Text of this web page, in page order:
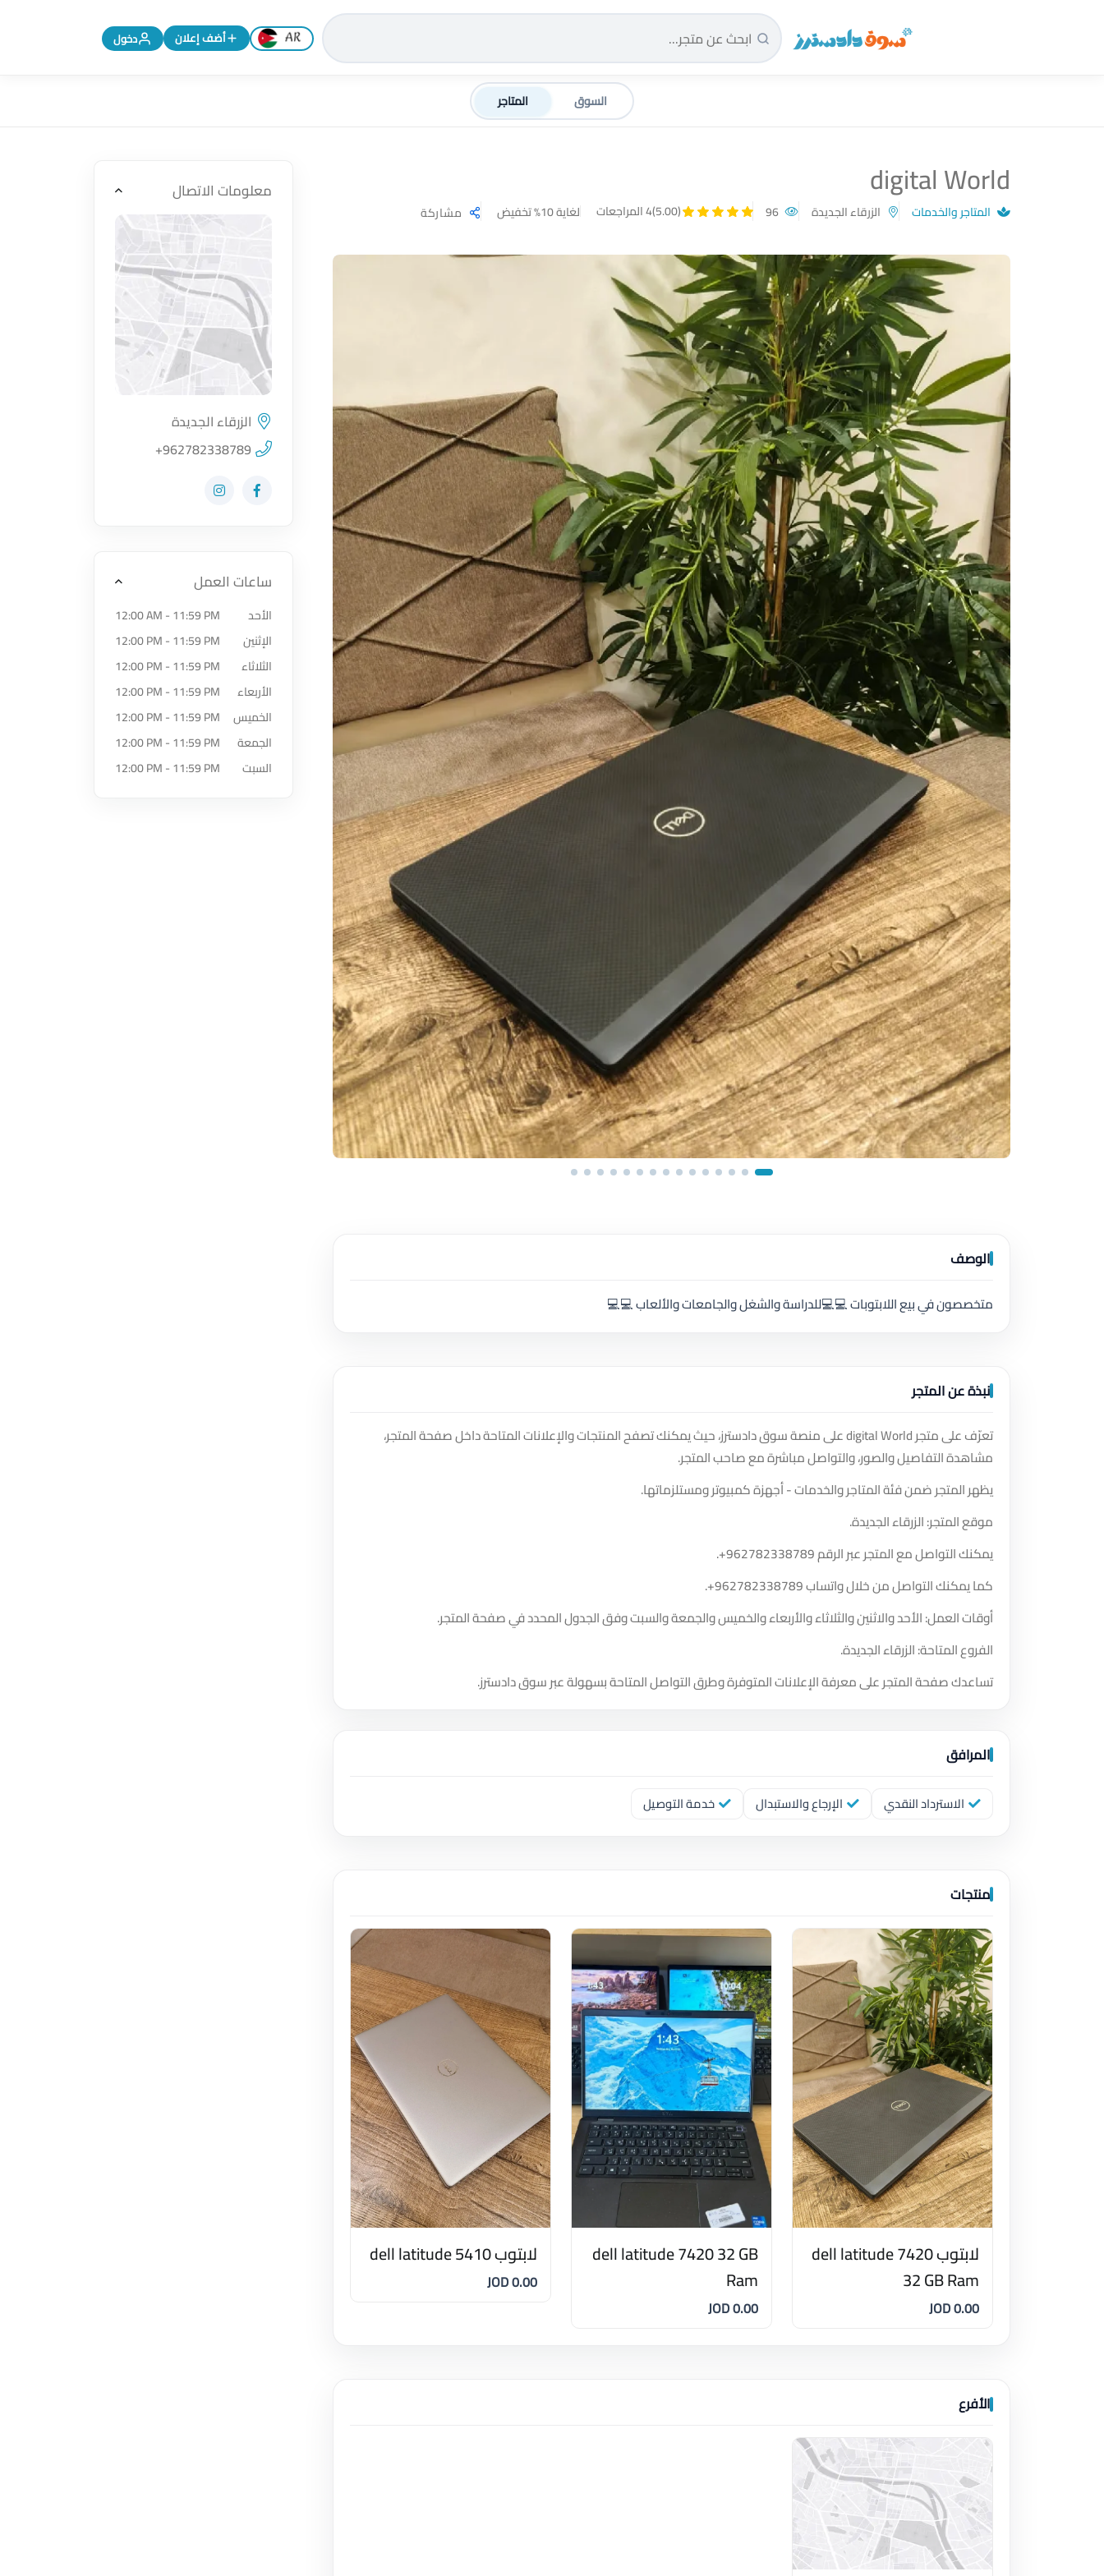
سوق دادسترز الرئيسية تغيير اللغة إلى الإنجليزية
أضف إعلان دخول
السوق المتاجر
digital World
المتاجر والخدمات الزرقاء الجديدة (5.00) 4 المراجعات لغاية 10% تخفيض مشاركة
الوصف
متخصصون في بيع اللابتوبات 💻💻للدراسة والشغل والجامعات والألعاب 💻💻
نبذة عن المتجر
تعرّف على متجر digital World على منصة سوق دادسترز، حيث يمكنك تصفح المنتجات والإعلانات المتاحة داخل صفحة المتجر،
مشاهدة التفاصيل والصور، والتواصل مباشرة مع صاحب المتجر.
يظهر المتجر ضمن فئة المتاجر والخدمات - أجهزة كمبيوتر ومستلزماتها.
موقع المتجر: الزرقاء الجديدة.
يمكنك التواصل مع المتجر عبر الرقم+962782338789
.
كما يمكنك التواصل من خلال واتساب+962782338789
.
أوقات العمل: الأحد والاثنين والثلاثاء والأربعاء والخميس والجمعة والسبت وفق الجدول المحدد في صفحة المتجر.
الفروع المتاحة: الزرقاء الجديدة.
تساعدك صفحة المتجر على معرفة الإعلانات المتوفرة وطرق التواصل المتاحة بسهولة عبر سوق دادسترز.
المرافق
الاسترداد النقدي الإرجاع والاستبدال خدمة التوصيل
منتجات
لابتوب dell latitude 7420
32 GB Ram
0.00 JOD
dell latitude 7420 32 GB
Ram
0.00 JOD
لابتوب dell latitude 5410
0.00 JOD
الأفرع
معلومات الاتصال
اضغط لتحميل الموقع
الزرقاء الجديدة
+962782338789
زيارة حساب المتجر على Facebook-f
زيارة حساب المتجر على Instagram
ساعات العمل
الأحد
12:00 AM - 11:59 PM
الإثنين
12:00 PM - 11:59 PM
الثلاثاء
12:00 PM - 11:59 PM
الأربعاء
12:00 PM - 11:59 PM
الخميس
12:00 PM - 11:59 PM
الجمعة
12:00 PM - 11:59 PM
السبت
12:00 PM - 11:59 PM